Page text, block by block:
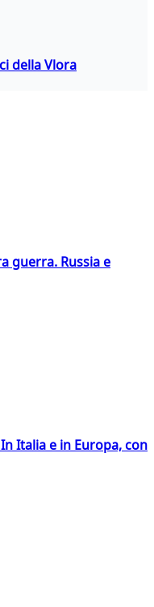
della Vlora
guerra. Russia e
Italia e in Europa, con